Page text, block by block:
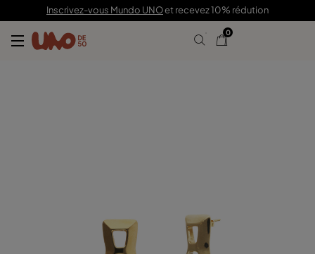
Inscrivez-vous Mundo UNOet recevez 10% rédution
0